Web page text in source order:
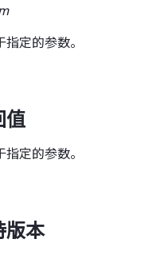
指定的参数。
值
指定的参数。
版本